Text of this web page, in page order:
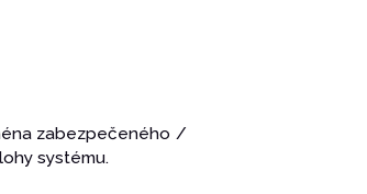
zabezpečeného /
systému.